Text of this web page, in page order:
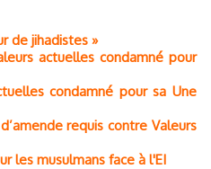
de jihadistes »
actuelles condamné pour
condamné pour sa Une
requis contre Valeurs
les musulmans face à l'EI